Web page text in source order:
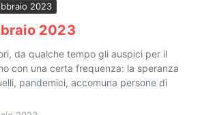
2023
2023
da qualche tempo gli auspici per il
con una certa frequenza: la speranza
pandemici, accomuna persone di